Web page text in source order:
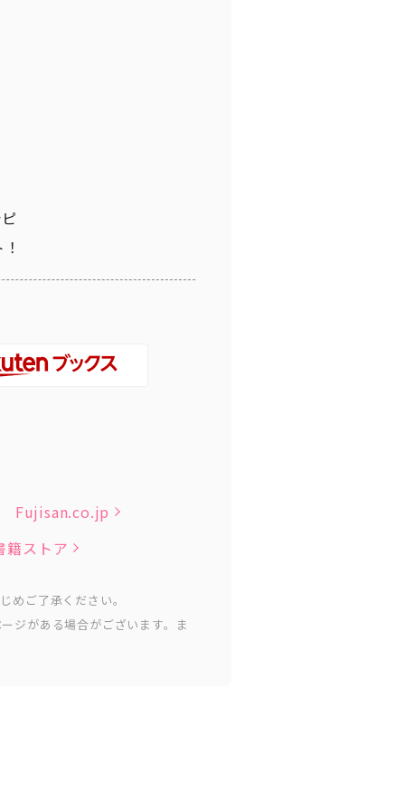
Fujisan.co.jp
籍ストア
めご了承ください。
ジがある場合がございます。ま